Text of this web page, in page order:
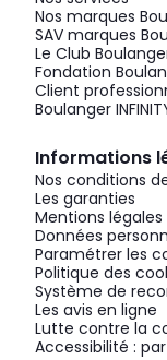
Nos marques
SAV marques
Le Club
Fondation
Client
Boulanger
Informations
Nos conditions
Les garanties
Mentions légales
Données
Paramétrer les
Politique des
Système de
Les avis en ligne
Lutte contre la
Accessibilité :